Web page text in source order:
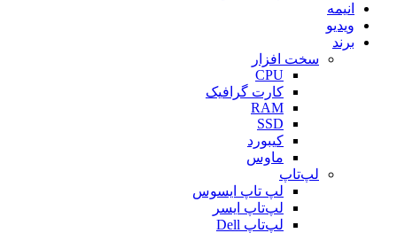
انیمه
ویدیو
برند
سخت افزار
CPU
کارت گرافیک
RAM
SSD
کیبورد
ماوس
لپ‌تاپ
لپ تاپ ایسوس
لپ‌تاپ ایسر
لپ‌تاپ Dell